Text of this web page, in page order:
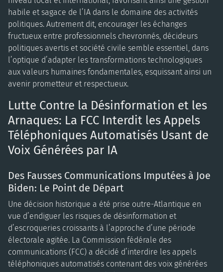
habile et sagace de l’IA dans le domaine des activités
politiques. Autrement dit, encourager les échanges
fructueux entre professionnels chevronnés, décideurs
politiques avertis et société civile semble essentiel, dans
l’optique d’adapter les transformations technologiques
aux valeurs humaines fondamentales, esquissant ainsi un
avenir prometteur et respectueux.
Lutte Contre la Désinformation et les
Arnaques: La FCC Interdit les Appels
Téléphoniques Automatisés Usant de
Voix Générées par IA
Des Fausses Communications Imputées à Joe
Biden: Le Point de Départ
Une décision historique a été prise outre-Atlantique en
vue d’endiguer les risques de désinformation et
d’escroqueries croissants à l’approche d’une période
électorale agitée. La Commission fédérale des
communications (FCC) a décidé d’interdire les appels
téléphoniques automatisés contenant des voix générées